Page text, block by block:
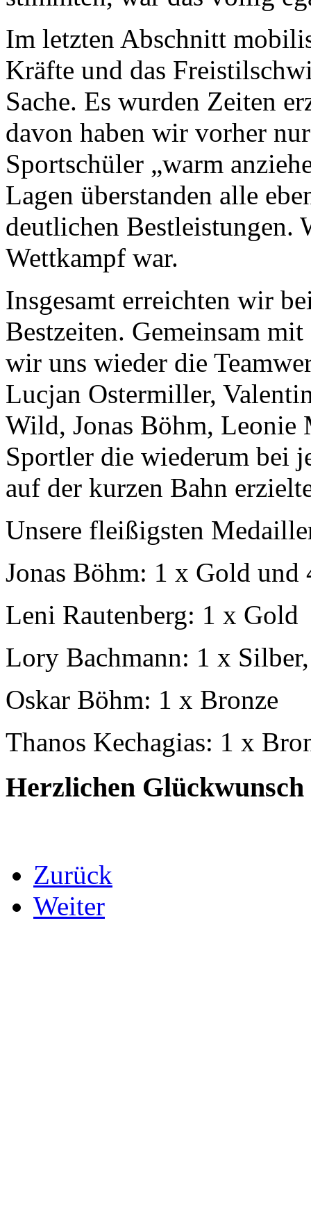
Im letzten Abschnitt
Kräfte und das
Sache. Es wurden Zeiten
davon haben wir vorher
Sportschüler „warm
Lagen überstanden alle
deutlichen Bestleistungen.
Wettkampf war.
Insgesamt erreichten wir
Bestzeiten. Gemeinsam
wir uns wieder die
Lucjan Ostermiller,
Wild, Jonas Böhm, Leonie
Sportler die wiederum bei
auf der kurzen Bahn
Unsere fleißigsten
Jonas Böhm: 1 x Gold und
Leni Rautenberg: 1 x Gold
Lory Bachmann: 1 x
Oskar Böhm: 1 x Bronze
Thanos Kechagias: 1 x
Herzlichen
Zurück
Weiter